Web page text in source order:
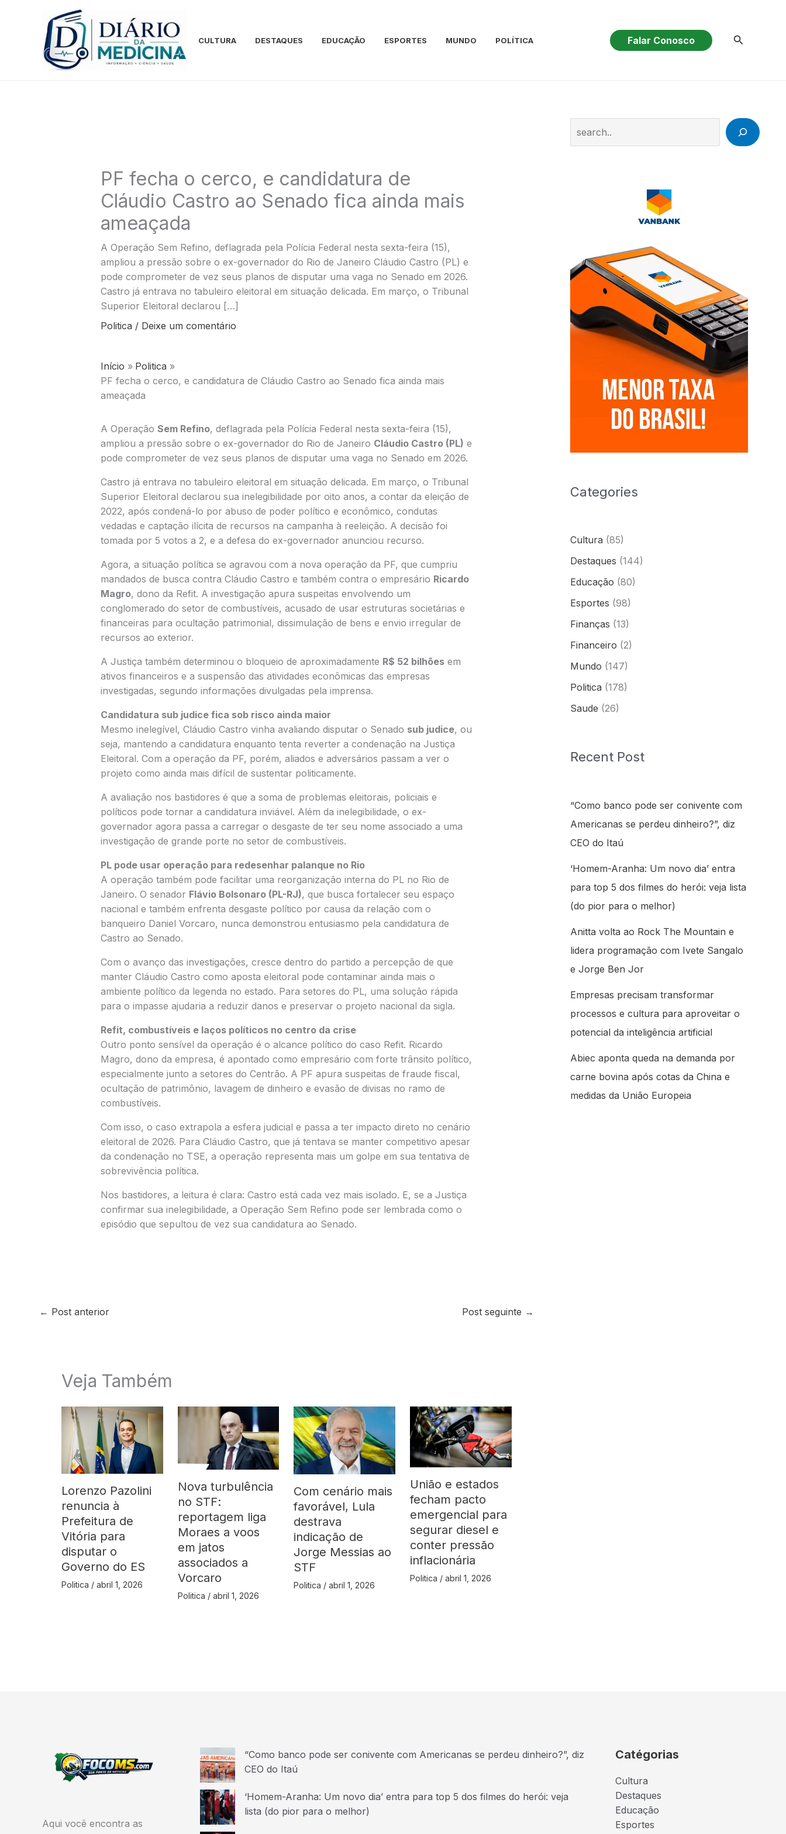
CULTURA DESTAQUES EDUCAÇÃO ESPORTES MUNDO POLÍTICA Falar Conosco Pesquisar
PF fecha o cerco, e candidatura de
Cláudio Castro ao Senado fica ainda mais
ameaçada
A Operação Sem Refino, deflagrada pela Polícia Federal nesta sexta-feira (15),
ampliou a pressão sobre o ex-governador do Rio de Janeiro Cláudio Castro (PL) e
pode comprometer de vez seus planos de disputar uma vaga no Senado em 2026.
Castro já entrava no tabuleiro eleitoral em situação delicada. Em março, o Tribunal
Superior Eleitoral declarou […]
Politica / Deixe um comentário
Início
Politica
PF fecha o cerco, e candidatura de Cláudio Castro ao Senado fica ainda mais
ameaçada
A Operação Sem Refino, deflagrada pela Polícia Federal nesta sexta-feira (15),
ampliou a pressão sobre o ex-governador do Rio de Janeiro Cláudio Castro (PL) e
pode comprometer de vez seus planos de disputar uma vaga no Senado em 2026.
Castro já entrava no tabuleiro eleitoral em situação delicada. Em março, o Tribunal
Superior Eleitoral declarou sua inelegibilidade por oito anos, a contar da eleição de
2022, após condená-lo por abuso de poder político e econômico, condutas
vedadas e captação ilícita de recursos na campanha à reeleição. A decisão foi
tomada por 5 votos a 2, e a defesa do ex-governador anunciou recurso.
Agora, a situação política se agravou com a nova operação da PF, que cumpriu
mandados de busca contra Cláudio Castro e também contra o empresário Ricardo
Magro, dono da Refit. A investigação apura suspeitas envolvendo um
conglomerado do setor de combustíveis, acusado de usar estruturas societárias e
financeiras para ocultação patrimonial, dissimulação de bens e envio irregular de
recursos ao exterior.
A Justiça também determinou o bloqueio de aproximadamente R$ 52 bilhõesem
ativos financeiros e a suspensão das atividades econômicas das empresas
investigadas, segundo informações divulgadas pela imprensa.
Candidatura sub judice fica sob risco ainda maior
Mesmo inelegível, Cláudio Castro vinha avaliando disputar o Senado sub judice, ou
seja, mantendo a candidatura enquanto tenta reverter a condenação na Justiça
Eleitoral. Com a operação da PF, porém, aliados e adversários passam a ver o
projeto como ainda mais difícil de sustentar politicamente.
A avaliação nos bastidores é que a soma de problemas eleitorais, policiais e
políticos pode tornar a candidatura inviável. Além da inelegibilidade, o ex-
governador agora passa a carregar o desgaste de ter seu nome associado a uma
investigação de grande porte no setor de combustíveis.
PL pode usar operação para redesenhar palanque no Rio
A operação também pode facilitar uma reorganização interna do PL no Rio de
Janeiro. O senador Flávio Bolsonaro (PL-RJ), que busca fortalecer seu espaço
nacional e também enfrenta desgaste político por causa da relação com o
banqueiro Daniel Vorcaro, nunca demonstrou entusiasmo pela candidatura de
Castro ao Senado.
Com o avanço das investigações, cresce dentro do partido a percepção de que
manter Cláudio Castro como aposta eleitoral pode contaminar ainda mais o
ambiente político da legenda no estado. Para setores do PL, uma solução rápida
para o impasse ajudaria a reduzir danos e preservar o projeto nacional da sigla.
Refit, combustíveis e laços políticos no centro da crise
Outro ponto sensível da operação é o alcance político do caso Refit. Ricardo
Magro, dono da empresa, é apontado como empresário com forte trânsito político,
especialmente junto a setores do Centrão. A PF apura suspeitas de fraude fiscal,
ocultação de patrimônio, lavagem de dinheiro e evasão de divisas no ramo de
combustíveis.
Com isso, o caso extrapola a esfera judicial e passa a ter impacto direto no cenário
eleitoral de 2026. Para Cláudio Castro, que já tentava se manter competitivo apesar
da condenação no TSE, a operação representa mais um golpe em sua tentativa de
sobrevivência política.
Nos bastidores, a leitura é clara: Castro está cada vez mais isolado. E, se a Justiça
confirmar sua inelegibilidade, a Operação Sem Refino pode ser lembrada como o
episódio que sepultou de vez sua candidatura ao Senado.
← Post anterior Post seguinte →
Veja Também
Lorenzo Pazolini
renuncia à
Prefeitura de
Vitória para
disputar o
Governo do ES
Politica / abril 1, 2026
Nova turbulência
no STF:
reportagem liga
Moraes a voos
em jatos
associados a
Vorcaro
Politica / abril 1, 2026
Com cenário mais
favorável, Lula
destrava
indicação de
Jorge Messias ao
STF
Politica /abril 1, 2026
União e estados
fecham pacto
emergencial para
segurar diesel e
conter pressão
inflacionária
Politica /abril 1, 2026
Categories
Cultura (85)
Destaques (144)
Educação (80)
Esportes (98)
Finanças (13)
Financeiro (2)
Mundo (147)
Politica (178)
Saude (26)
Recent Post
“Como banco pode ser conivente com
Americanas se perdeu dinheiro?”, diz
CEO do Itaú
‘Homem-Aranha: Um novo dia’ entra
para top 5 dos filmes do herói: veja lista
(do pior para o melhor)
Anitta volta ao Rock The Mountain e
lidera programação com Ivete Sangalo
e Jorge Ben Jor
Empresas precisam transformar
processos e cultura para aproveitar o
potencial da inteligência artificial
Abiec aponta queda na demanda por
carne bovina após cotas da China e
medidas da União Europeia
Aqui você encontra as
“Como banco pode ser conivente com Americanas se perdeu dinheiro?”, diz
CEO do Itaú
‘Homem-Aranha: Um novo dia’ entra para top 5 dos filmes do herói: veja
lista (do pior para o melhor)
Catégorias
Cultura
Destaques
Educação
Esportes